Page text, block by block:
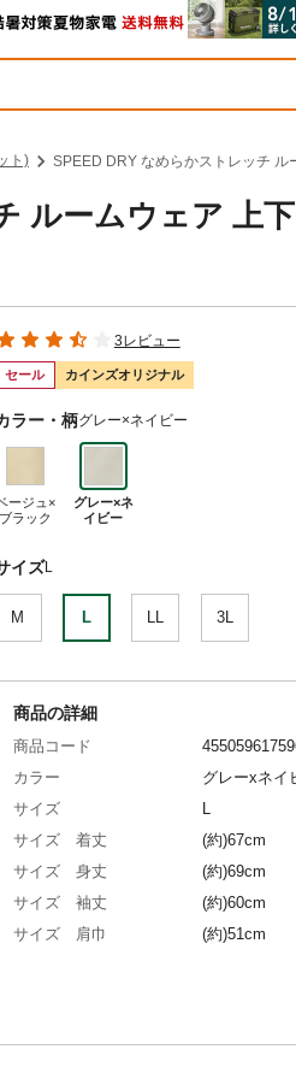
ト) SPEED DRY なめらかストレッチ
ルームウェア 上
3レビュー
セール カインズオリジナル
ラー・柄グレー×ネイビー
ージュ×
ブラック
グレー×ネ
イビー
イズL
M L LL 3L
商品の詳細
商品コード
カラー
グレーxネイ
サイズ
L
サイズ 着丈
(約)67cm
サイズ 身丈
(約)69cm
サイズ 袖丈
(約)60cm
サイズ 肩巾
(約)51cm